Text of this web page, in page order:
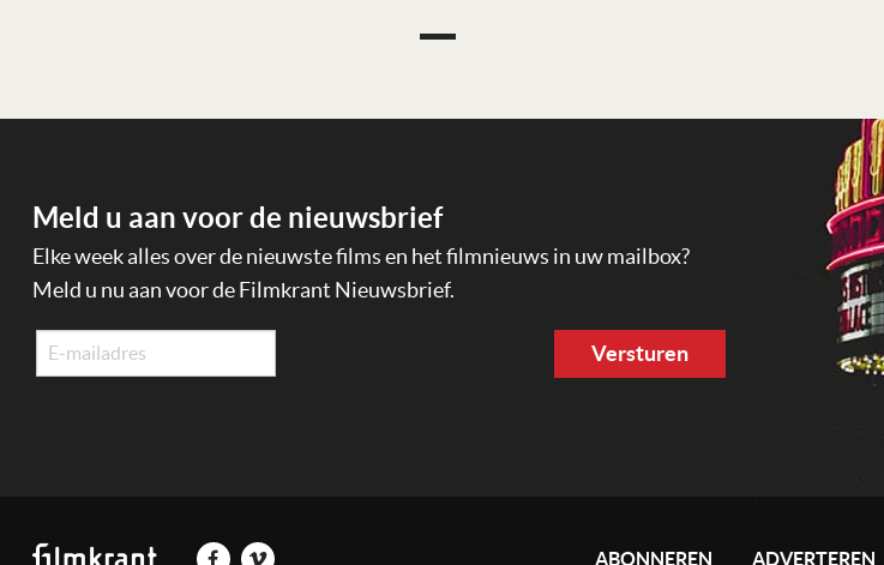
Meld u aan voor de nieuwsbrief
Elke week alles over de nieuwste films en het filmnieuws in uw mailbox?
Meld u nu aan voor de Filmkrant Nieuwsbrief.
ABONNEREN ADVERTEREN